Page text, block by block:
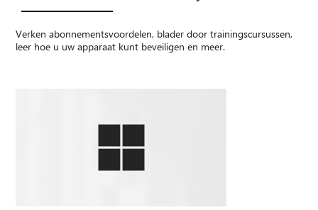
Verken abonnementsvoordelen, blader door trainingscursussen,
leer hoe u uw apparaat kunt beveiligen en meer.